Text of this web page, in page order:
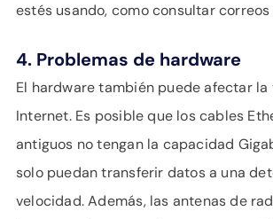
estés usando, como consultar
4. Problemas de hardware
El hardware también puede afectar
Internet. Es posible que los cables
antiguos no tengan la capacidad
solo puedan transferir datos a una
velocidad. Además, las antenas de